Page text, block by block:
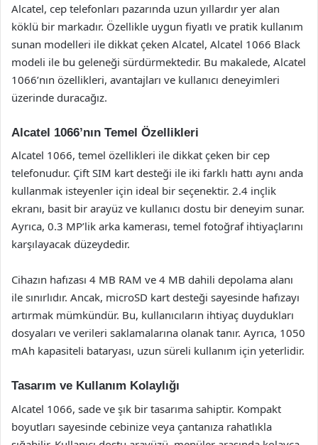
Alcatel, cep telefonları pazarında uzun yıllardır yer alan
köklü bir markadır. Özellikle uygun fiyatlı ve pratik kullanım
sunan modelleri ile dikkat çeken Alcatel, Alcatel 1066 Black
modeli ile bu geleneği sürdürmektedir. Bu makalede, Alcatel
1066’nın özellikleri, avantajları ve kullanıcı deneyimleri
üzerinde duracağız.
Alcatel 1066’nın Temel Özellikleri
Alcatel 1066, temel özellikleri ile dikkat çeken bir cep
telefonudur. Çift SIM kart desteği ile iki farklı hattı aynı anda
kullanmak isteyenler için ideal bir seçenektir. 2.4 inçlik
ekranı, basit bir arayüz ve kullanıcı dostu bir deneyim sunar.
Ayrıca, 0.3 MP’lik arka kamerası, temel fotoğraf ihtiyaçlarını
karşılayacak düzeydedir.
Cihazın hafızası 4 MB RAM ve 4 MB dahili depolama alanı
ile sınırlıdır. Ancak, microSD kart desteği sayesinde hafızayı
artırmak mümkündür. Bu, kullanıcıların ihtiyaç duydukları
dosyaları ve verileri saklamalarına olanak tanır. Ayrıca, 1050
mAh kapasiteli bataryası, uzun süreli kullanım için yeterlidir.
Tasarım ve Kullanım Kolaylığı
Alcatel 1066, sade ve şık bir tasarıma sahiptir. Kompakt
boyutları sayesinde cebinize veya çantanıza rahatlıkla